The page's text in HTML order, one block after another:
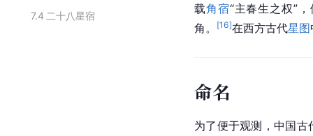
7.4 二十八星宿
载角宿“主春生之权”
角。
[16]在西方古代星图
命名
为了便于观测，中国古